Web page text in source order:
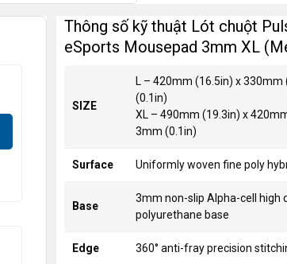
Thông số kỹ thuật Lót chuột
eSports Mousepad 3mm XL
SIZE
L – 420mm (16.5in) x 330mm
(0.1in)
XL – 490mm (19.3in) x
3mm (0.1in)
Surface Uniformly woven fine poly
Base
3mm non-slip Alpha-cell high
polyurethane base
Edge 360° anti-fray precision